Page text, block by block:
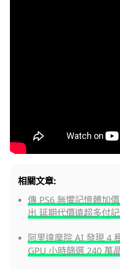
相關文章:
傳 PS6 無懼記憶體加
出 延期代價遠超多付
阿里達摩院 AI 發現 4
GPU 小時篩選 240 萬